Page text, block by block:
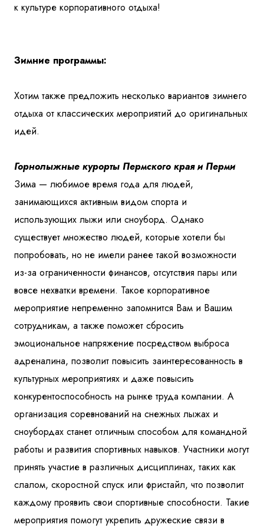
к культуре корпоративного отдыха!
Зимние программы:
Хотим также предложить несколько вариантов зимнего
отдыха от классических мероприятий до оригинальных
идей.
Горнолыжные курорты Пермского края и Перми
Зима — любимое время года для людей,
занимающихся активным видом спорта и
использующих лыжи или сноуборд. Однако
существует множество людей, которые хотели бы
попробовать, но не имели ранее такой возможности
из-за ограниченности финансов, отсутствия пары или
вовсе нехватки времени. Такое корпоративное
мероприятие непременно запомнится Вам и Вашим
сотрудникам, а также поможет сбросить
эмоциональное напряжение посредством выброса
адреналина, позволит повысить заинтересованность в
культурных мероприятиях и даже повысить
конкурентоспособность на рынке труда компании. А
организация соревнований на снежных лыжах и
сноубордах станет отличным способом для командной
работы и развития спортивных навыков. Участники могут
принять участие в различных дисциплинах, таких как
слалом, скоростной спуск или фристайл, что позволит
каждому проявить свои спортивные способности. Такие
мероприятия помогут укрепить дружеские связи в